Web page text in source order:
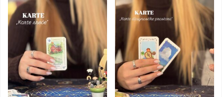
Dodaj u korpu Dodaj u korpu